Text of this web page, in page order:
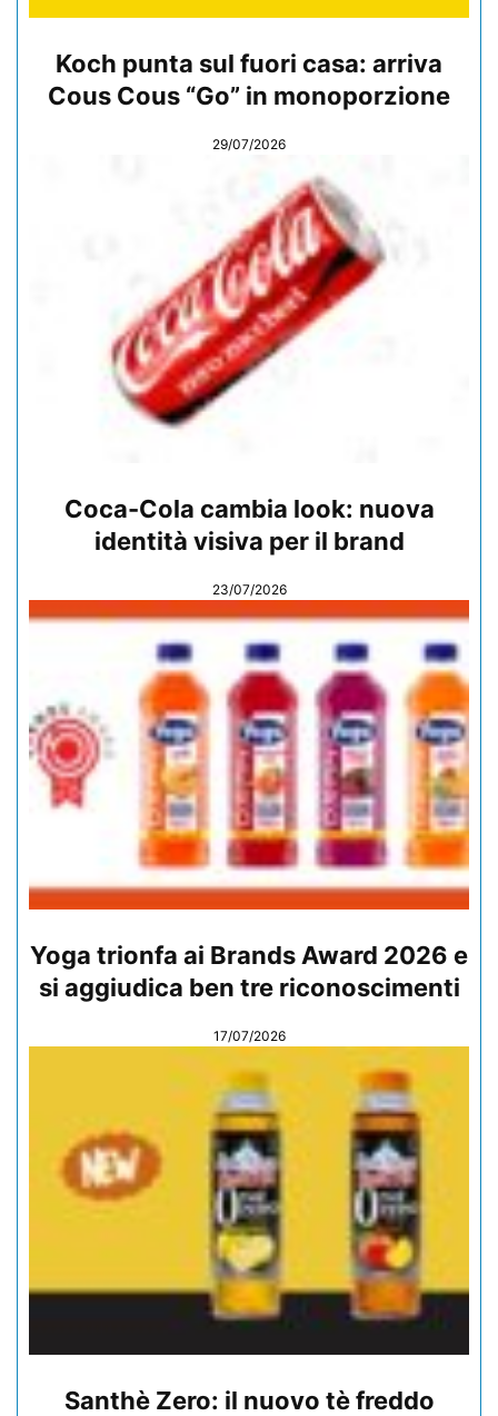
Koch punta sul fuori casa: arriva
Cous Cous “Go” in monoporzione
29/07/2026
Coca-Cola cambia look: nuova
identità visiva per il brand
23/07/2026
Yoga trionfa ai Brands Award 2026 e
si aggiudica ben tre riconoscimenti
17/07/2026
Santhè Zero: il nuovo tè freddo